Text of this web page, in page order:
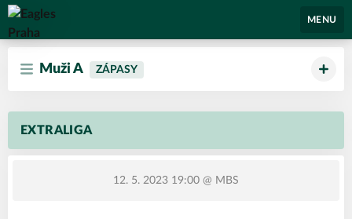
Eagles Praha
MENU
Muži A ZÁPASY
EXTRALIGA
12. 5. 2023 19:00 @ MBS